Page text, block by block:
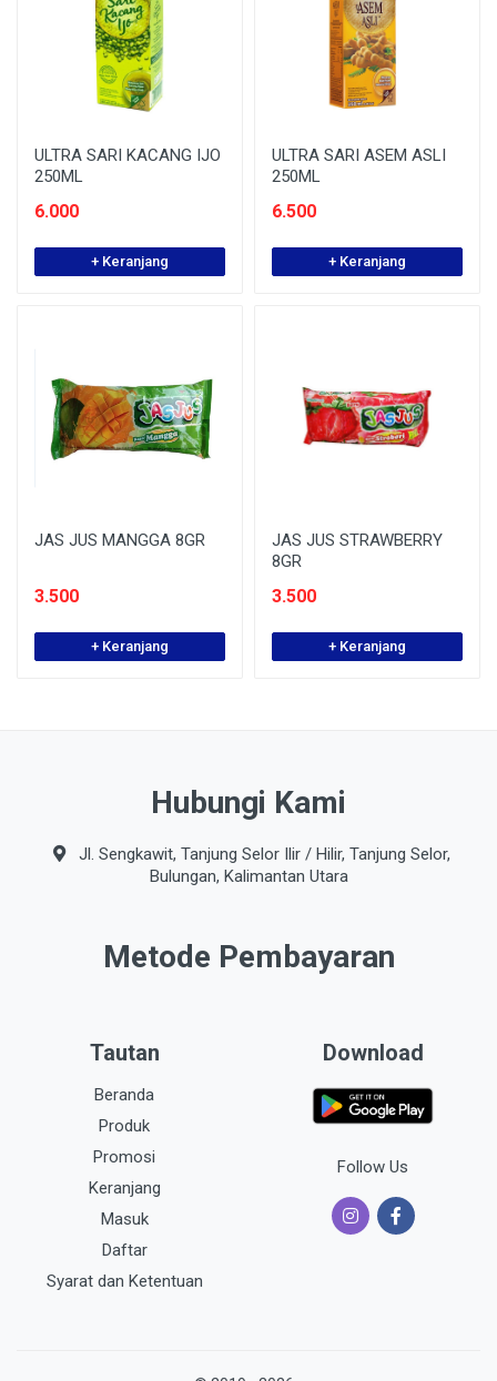
ULTRA SARI KACANG IJO
250ML
6.000
+ Keranjang
ULTRA SARI ASEM ASLI
250ML
6.500
+ Keranjang
JAS JUS MANGGA 8GR
3.500
+ Keranjang
JAS JUS STRAWBERRY
8GR
3.500
+ Keranjang
Hubungi Kami
Jl. Sengkawit, Tanjung Selor Ilir / Hilir, Tanjung Selor,
Bulungan, Kalimantan Utara
Metode Pembayaran
Tautan
Beranda
Produk
Promosi
Keranjang
Masuk
Daftar
Syarat dan Ketentuan
Download
Follow Us